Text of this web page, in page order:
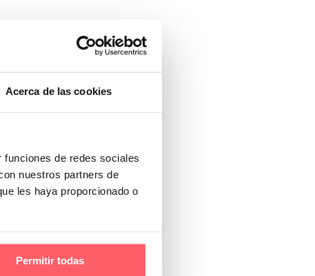
Acerca de las cookies
de redes sociales
nuestros partners de
les haya proporcionado o
Permitir todas